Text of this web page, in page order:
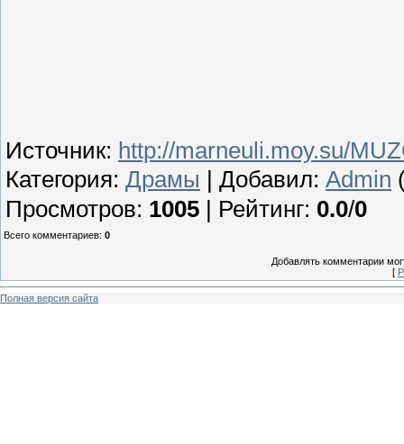
Источник: http://marneuli.moy.su/
Категория: Драмы Добавил: Admin
Просмотров: 1005 Рейтинг: 0.0/0
Всего комментариев: 0
Добавлять комментарии
[
Полная версия сайта